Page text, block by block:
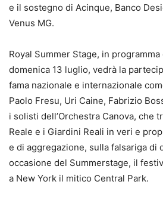
e il sostegno di Acinque, Banco
Venus MG.
Royal Summer Stage, in programma
domenica 13 luglio, vedrà la
fama nazionale e internazionale
Paolo Fresu, Uri Caine, Fabrizio
i solisti dell’Orchestra Canova, che
Reale e i Giardini Reali in veri e
e di aggregazione, sulla falsariga di
occasione del Summerstage, il
a New York il mitico Central Park.